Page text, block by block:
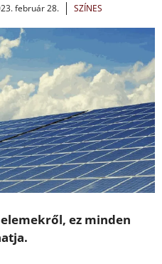
február 28. SZÍNES
ez minden